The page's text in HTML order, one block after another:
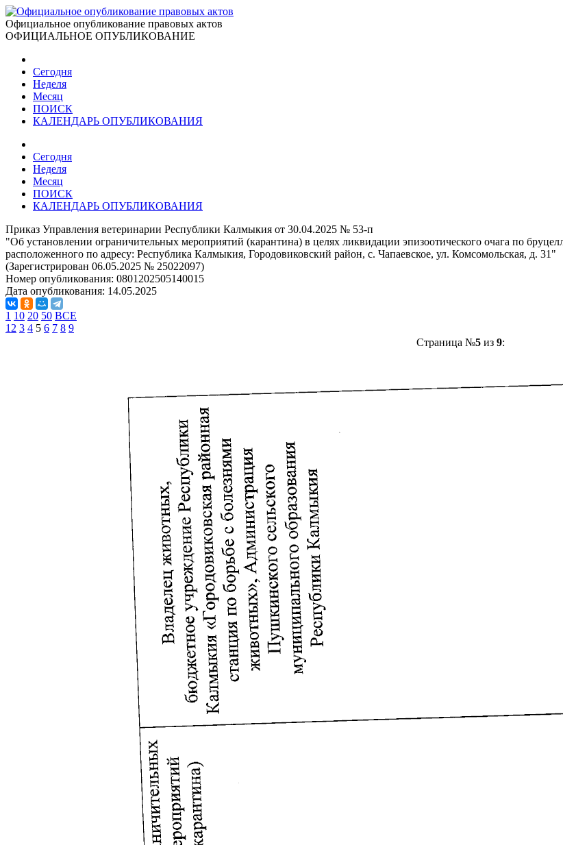
Официальное опубликование правовых актов
ОФИЦИАЛЬНОЕ ОПУБЛИКОВАНИЕ
Сегодня
Неделя
Месяц
ПОИСК
КАЛЕНДАРЬ ОПУБЛИКОВАНИЯ
Сегодня
Неделя
Месяц
ПОИСК
КАЛЕНДАРЬ ОПУБЛИКОВАНИЯ
Приказ Управления ветеринарии Республики Калмыкия от 30.04.2025 № 53-п
"Об установлении ограничительных мероприятий (карантина) в целях ликвидации эпизоотического очага по
расположенного по адресу: Республика Калмыкия, Городовиковский район, с. Чапаевское, ул. Комсомольская, д. 31"
(Зарегистрирован 06.05.2025 № 25022097)
Номер опубликования: 0801202505140015
Дата опубликования: 14.05.2025
1 10 20 50 ВСЕ
1 2 3 4 5 6 7 8 9
Страница №5из 9: